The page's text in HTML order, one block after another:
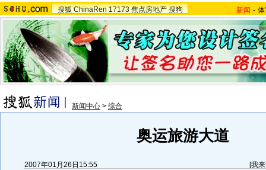
搜狐 ChinaRen 17173 焦点房地产 搜狗 新闻 -
新闻中心 > 综合
奥运旅游大道
2007年01月26日15:55 [我